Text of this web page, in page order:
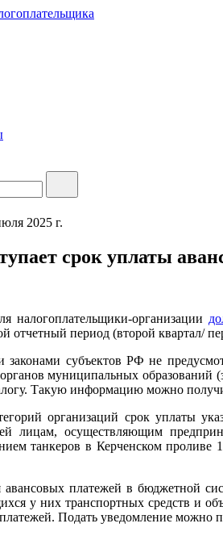
2025 г.
срок уплаты
налогоплательщики-организации
отчетный период (второй квартал/
законами субъектов РФ не
муниципальных образований
Такую информацию можно
организаций срок уплаты
лицам, осуществляющим
танкеров в Керченском проливе
авансовых платежей в бюджетной
у них транспортных средств и
Подать уведомление можно